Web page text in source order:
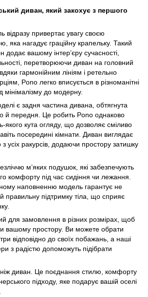
диван, який закохує з першого
відразу привертає увагу своєю
яка нагадує граційну крапельку. Такий
додає вашому інтер’єру сучасності,
перетворюючи диван на головний
гармонійним лініям і ретельно
Pono легко вписується в різноманітні
мінімалізму до модерну.
є задня частина дивана, обтягнута
й передня. Це робить Pono однаково
якого кута огляду, що дозволяє сміливо
посередині кімнати. Диван виглядає
усіх ракурсів, додаючи простору затишку
м’яких подушок, які забезпечують
комфорту під час сидіння чи лежання.
наповненню модель гарантує не
правильну підтримку тіла, що сприяє
для замовлення в різних розмірах, щоб
вашому простору. Ви можете обрати
відповідно до своїх побажань, а наші
з радістю допоможуть підібрати
диван. Це поєднання стилю, комфорту
підходу, яке подарує вашій оселі